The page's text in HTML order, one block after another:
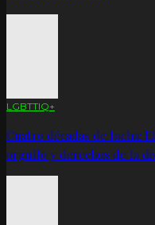
LGBTTIQ+
Cuatro décadas de lucha:
orgullo y derechos de la